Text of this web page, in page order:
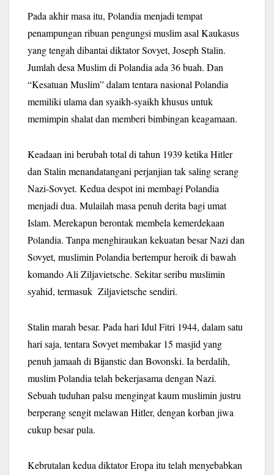
Pada akhir masa itu, Polandia menjadi tempat
penampungan ribuan pengungsi muslim asal Kaukasus
yang tengah dibantai diktator Sovyet, Joseph Stalin.
Jumlah desa Muslim di Polandia ada 36 buah. Dan
“Kesatuan Muslim” dalam tentara nasional Polandia
memiliki ulama dan syaikh-syaikh khusus untuk
memimpin shalat dan memberi bimbingan keagamaan.
Keadaan ini berubah total di tahun 1939 ketika Hitler
dan Stalin menandatangani perjanjian tak saling serang
Nazi-Sovyet. Kedua despot ini membagi Polandia
menjadi dua. Mulailah masa penuh derita bagi umat
Islam. Merekapun berontak membela kemerdekaan
Polandia. Tanpa menghiraukan kekuatan besar Nazi dan
Sovyet, muslimin Polandia bertempur heroik di bawah
komando Ali Ziljavietsche. Sekitar seribu muslimin
syahid, termasuk Ziljavietsche sendiri.
Stalin marah besar. Pada hari Idul Fitri 1944, dalam satu
hari saja, tentara Sovyet membakar 15 masjid yang
penuh jamaah di Bijanstic dan Bovonski. Ia berdalih,
muslim Polandia telah bekerjasama dengan Nazi.
Sebuah tuduhan palsu mengingat kaum muslimin justru
berperang sengit melawan Hitler, dengan korban jiwa
cukup besar pula.
Kebrutalan kedua diktator Eropa itu telah menyebabkan